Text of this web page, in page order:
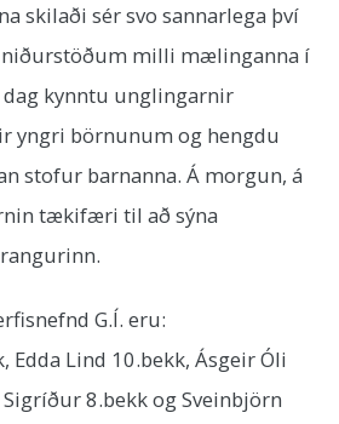
skilaði sér svo sannarlega því
milli mælinganna í
kynntu unglingarnir
yngri börnunum og hengdu
stofur barnanna. Á morgun, á
tækifæri til að sýna
G.Í. eru:
Edda Lind 10.bekk, Ásgeir Óli
Sigríður 8.bekk og Sveinbjörn